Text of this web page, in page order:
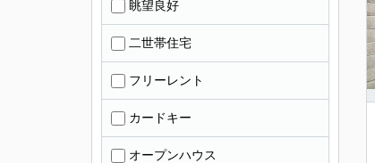
眺望良好
二世帯住宅
フリーレント
カードキー
オープンハウス